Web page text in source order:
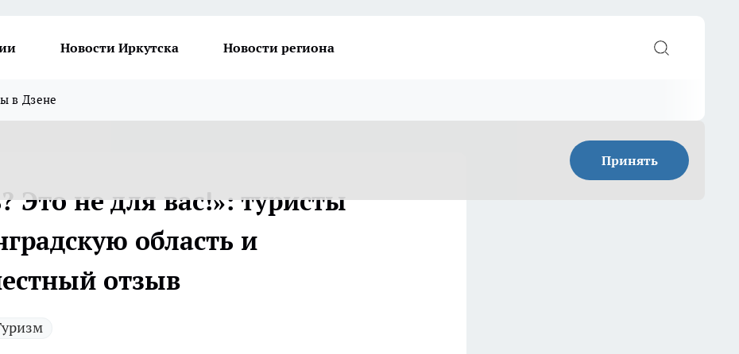
Новости Иркутска Новости региона
в Дзене
Принять
Это не для вас!»: туристы
область и
отзыв